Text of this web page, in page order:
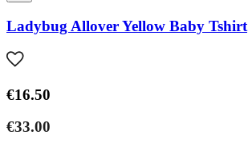
Ladybug Allover Yellow Baby Tshirt
€16.50
€33.00